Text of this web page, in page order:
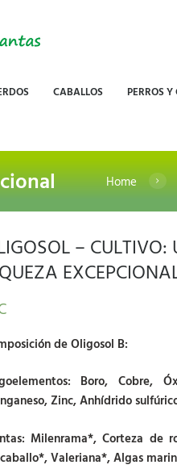
CABALLOS PERROS
Home
– CULTIVO:
de Oligosol B:
Boro, Cobre,
Zinc, Anhídrido
Milenrama*, Corteza de
Valeriana*, Algas